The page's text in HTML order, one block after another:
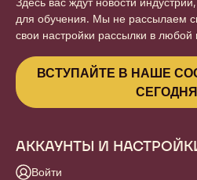
для обучения. Мы не рассылаем
свои настройки рассылки в
ВСТУПАЙТЕ В НАШЕ
АККАУНТЫ И
Войти